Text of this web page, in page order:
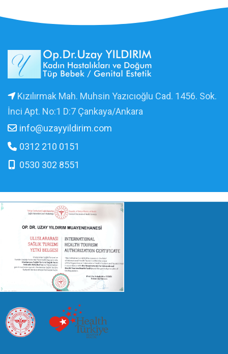
Kızılırmak Mah. Muhsin Yazıcıoğlu Cad. 1456. Sok.
İnci Apt. No:1 D:7 Çankaya/Ankara
info@uzayyildirim.com
0312 210 0151
0530 302 8551